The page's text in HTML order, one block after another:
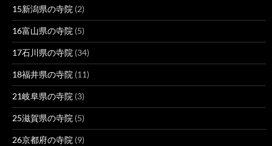
15新潟県の寺院 (2)
16富山県の寺院 (5)
17石川県の寺院 (34)
18福井県の寺院 (11)
21岐阜県の寺院 (3)
25滋賀県の寺院 (5)
26京都府の寺院 (9)